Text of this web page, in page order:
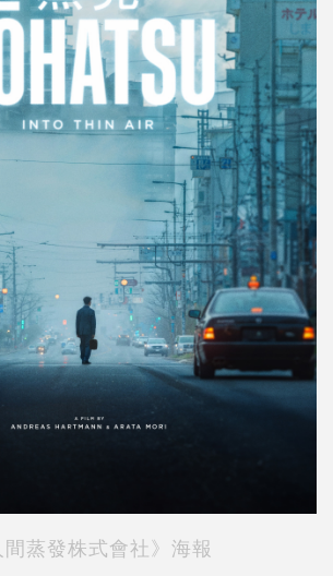
間蒸發株式會社》海報